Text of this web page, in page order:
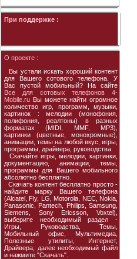
При поддержке :
О проекте :
Вы устали искать хороший контент
для Вашего сотового телефона. У
Вас пустой мобильный? На сайте
Все для сотовых телефонов 4-
Mobile.ru Вы можете найти огромное
количество игр, программ, музыки,
картинок : мелодии (монофония,
полифония, реалтоны) в разных
форматах (MIDI, MMF, MP3),
картинки (цветные, монохромные),
анимации, темы на любой вкус, игры,
программы, драйвера, руководства.
Скачайте игры, мелодии, картинки,
документацию, анимации, темы,
программы для Вашего мобильного
абсолютно бесплатно.
Скачать контент бесплатно просто -
найдите марку Вашего телефона
(Alcatel, Fly, LG, Motorola, NEC, Nokia,
Panasonic, Pantech, Philips, Samsung,
Siemens, Sony Ericsson, Voxtel),
выберите необходимый раздел -
Игры, Руководства, Темы,
Мобильный офис, Мультимедиа,
Полезные утилиты, Интернет,
Драйвера, далее необходимый файл
и нажмите "Скачать".